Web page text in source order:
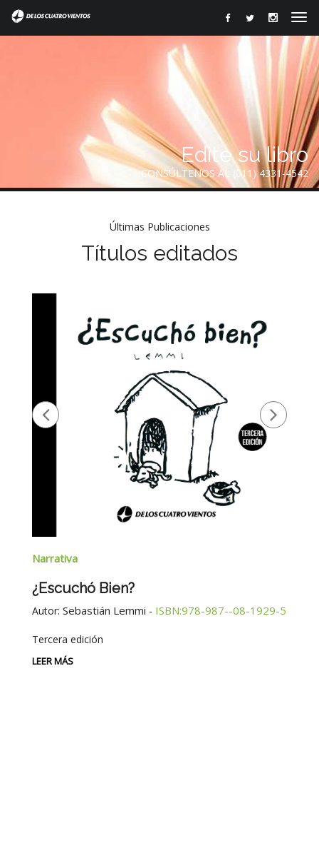
Edite su libro
CONSÚLTENOS AL (011) 4331-4542
Últimas Publicaciones
Títulos editados
Narrativa
¿Escuchó Bien?
Autor: Sebastián Lemmi - ISBN:978-987--08-1929-5
Tercera edición
LEER MÁS